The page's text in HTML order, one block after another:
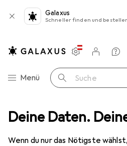
Deine Daten.
Wenn du nur das Nötigste
Galaxus
Schneller finden und
Navigation nach Kategorien
Menü Suche
Einstellungen
Kundenkonto
Vergleichslisten
Merklisten
Warenkorb
Spiele + Puzzles Puzzle